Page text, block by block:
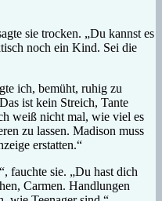
sie trocken. „Du kannst es
noch ein Kind. Sei die
ich, bemüht, ruhig zu
ist kein Streich, Tante
weiß nicht mal, wie viel es
zu lassen. Madison muss
erstatten.“
fauchte sie. „Du hast dich
Carmen. Handlungen